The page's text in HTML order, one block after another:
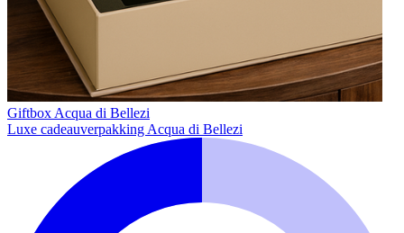
Giftbox Acqua di Bellezi
Luxe cadeauverpakking Acqua di Bellezi